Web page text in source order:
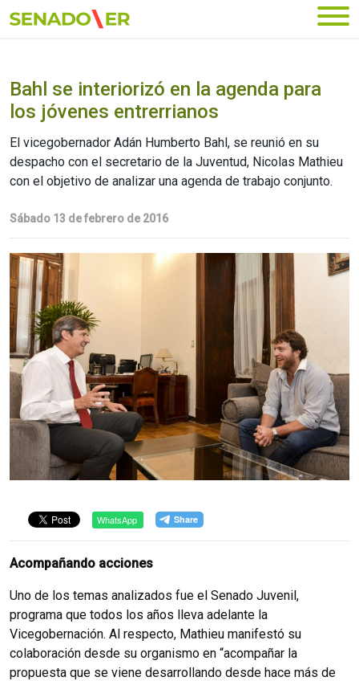
Ir al menú principal
Bahl se interiorizó en la agenda para
los jóvenes entrerrianos
El vicegobernador Adán Humberto Bahl, se reunió en su
despacho con el secretario de la Juventud, Nicolas Mathieu
con el objetivo de analizar una agenda de trabajo conjunto.
Sábado 13 de febrero de 2016
WhatsApp
Acompañando acciones
Uno de los temas analizados fue el Senado Juvenil,
programa que todos los años lleva adelante la
Vicegobernación. Al respecto, Mathieu manifestó su
colaboración desde su organismo en “acompañar la
propuesta que se viene desarrollando desde hace más de